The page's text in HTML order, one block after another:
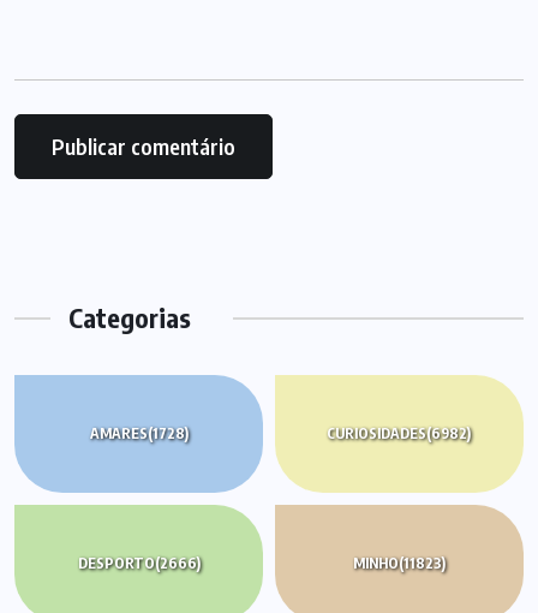
Categorias
AMARES(1728) CURIOSIDADES(6982)
DESPORTO(2666) MINHO(11823)